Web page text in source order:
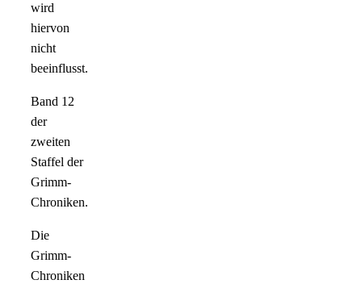
wird
hiervon
nicht
beeinflusst.
Band 12
der
zweiten
Staffel der
Grimm-
Chroniken.
Die
Grimm-
Chroniken